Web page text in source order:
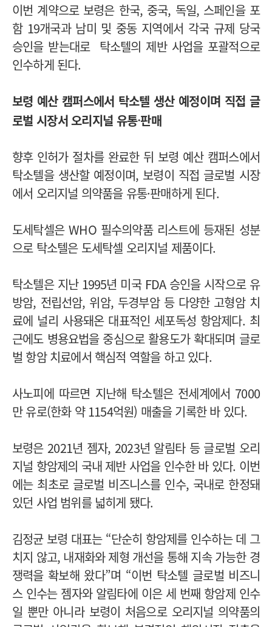
이번 계약으로 보령은 한국, 중국, 독일, 스페인을 포
함 19개국과 남미 및 중동 지역에서 각국 규제 당국
승인을 받는대로 탁소텔의 제반 사업을 포괄적으로
인수하게 된다.
보령 예산 캠퍼스에서 탁소텔 생산 예정이며 직접 글
로벌 시장서 오리지널 유통·판매
향후 인허가 절차를 완료한 뒤 보령 예산 캠퍼스에서
탁소텔을 생산할 예정이며, 보령이 직접 글로벌 시장
에서 오리지널 의약품을 유통·판매하게 된다.
도세탁셀은 WHO 필수의약품 리스트에 등재된 성분
으로 탁소텔은 도세탁셀 오리지널 제품이다.
탁소텔은 지난 1995년 미국 FDA 승인을 시작으로 유
방암, 전립선암, 위암, 두경부암 등 다양한 고형암 치
료에 널리 사용돼온 대표적인 세포독성 항암제다. 최
근에도 병용요법을 중심으로 활용도가 확대되며 글로
벌 항암 치료에서 핵심적 역할을 하고 있다.
사노피에 따르면 지난해 탁소텔은 전세계에서 7000
만 유로(한화 약 1154억원) 매출을 기록한 바 있다.
보령은 2021년 젬자, 2023년 알림타 등 글로벌 오리
지널 항암제의 국내 제반 사업을 인수한 바 있다. 이번
에는 최초로 글로벌 비즈니스를 인수, 국내로 한정돼
있던 사업 범위를 넓히게 됐다.
김정균 보령 대표는 “단순히 항암제를 인수하는 데 그
치지 않고, 내재화와 제형 개선을 통해 지속 가능한 경
쟁력을 확보해 왔다”며 “이번 탁소텔 글로벌 비즈니
스 인수는 젬자와 알림타에 이은 세 번째 항암제 인수
일 뿐만 아니라 보령이 처음으로 오리지널 의약품의